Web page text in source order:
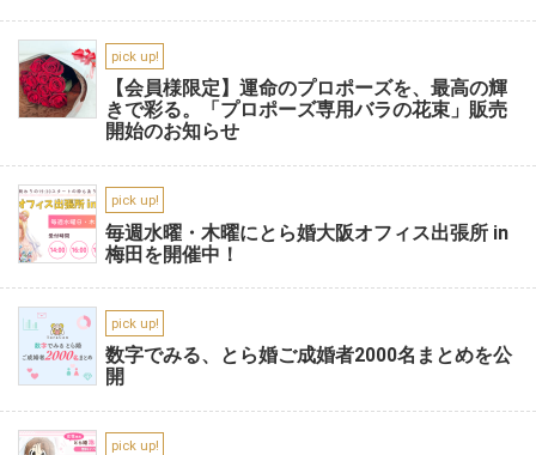
pick up!
【会員様限定】運命のプロポーズを、最高の輝
きで彩る。「プロポーズ専用バラの花束」販売
開始のお知らせ
pick up!
毎週水曜・木曜にとら婚大阪オフィス出張所 in
梅田を開催中！
pick up!
数字でみる、とら婚ご成婚者2000名まとめを公
開
pick up!